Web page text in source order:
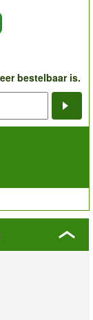
bestelbaar is.